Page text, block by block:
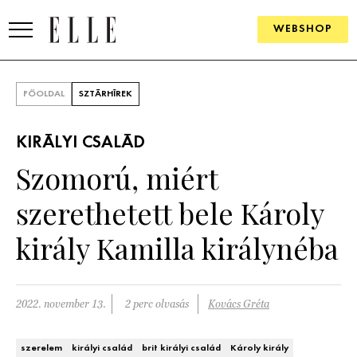
WEBSHOP
SZÉPSÉG
ÉLETMÓD
PÁRKAPCSOLAT
FŐOLDAL SZTÁRHÍREK
KIRÁLYI CSALÁD
Szomorú, miért
szerethetett bele Károly
király Kamilla királynéba
2022. november 13. 2 perc olvasás Kovács Gréta
szerelem királyi család brit királyi család
Károly király